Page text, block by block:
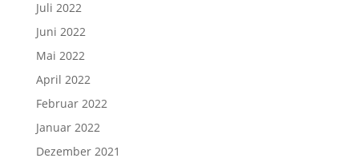
Juli 2022
Juni 2022
Mai 2022
April 2022
Februar 2022
Januar 2022
Dezember 2021